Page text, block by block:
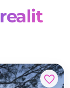
favorite